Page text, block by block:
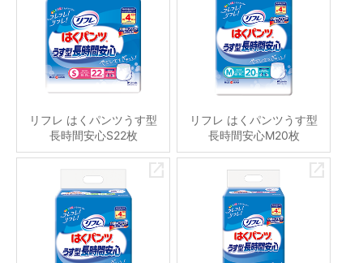
リフレ はくパンツうす型
長時間安心S22枚
リフレ はくパンツうす型
長時間安心M20枚